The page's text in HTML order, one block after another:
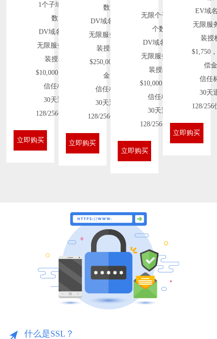
1个子域名个
数
DV域名认证
无限服务器安
装授权
$10,000赔偿金
信任标签
30天退款
128/256位加密
立即购买
数
DV域名认证
无限服务器安
装授权
$250,000赔偿
金
信任标签
30天退款
128/256位加密
立即购买
无限个子域名
个数
DV域名认证
无限服务器安
装授权
$10,000赔偿金
信任标签
30天退款
128/256位加密
立即购买
EV域
无限服
装授
$1,750
偿
信任
30天
128/256
立即购买
什么是SSL？